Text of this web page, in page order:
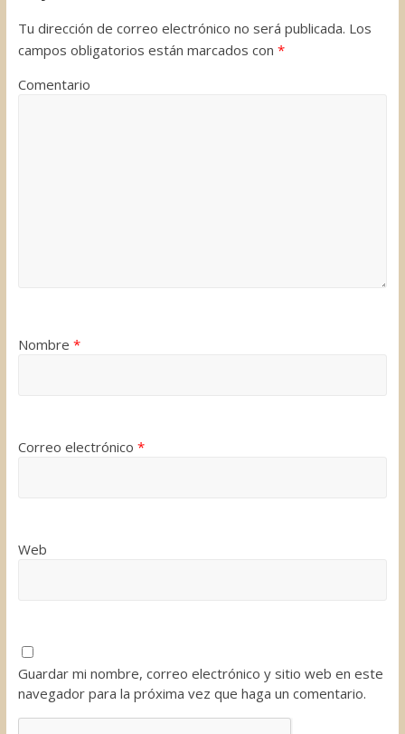
t
r
Tu dirección de correo electrónico no será publicada. Los
campos obligatorios están marcados con *
Comentario
Nombre *
Correo electrónico *
Web
Guardar mi nombre, correo electrónico y sitio web en este
navegador para la próxima vez que haga un comentario.